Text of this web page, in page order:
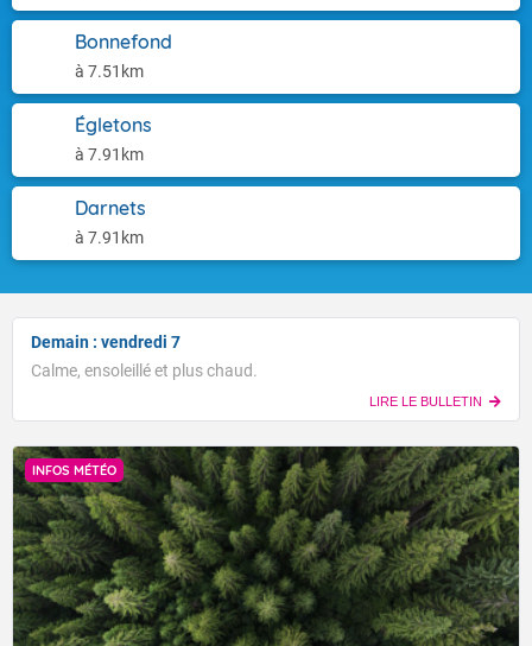
Bonnefond
à 7.51km
Égletons
à 7.91km
Darnets
à 7.91km
Demain : vendredi 7
Calme, ensoleillé et plus chaud.
LIRE LE BULLETIN
INFOS MÉTÉO